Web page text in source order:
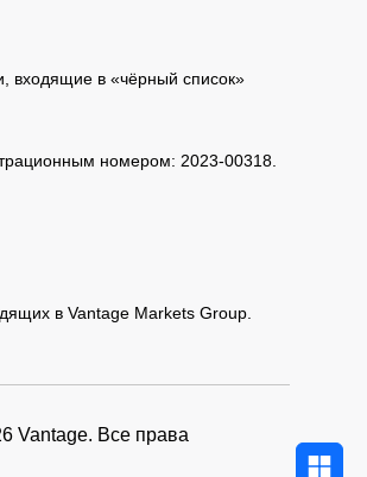
входящие в «чёрный список»
номером: 2023-00318.
в Vantage Markets Group.
Vantage. Все права